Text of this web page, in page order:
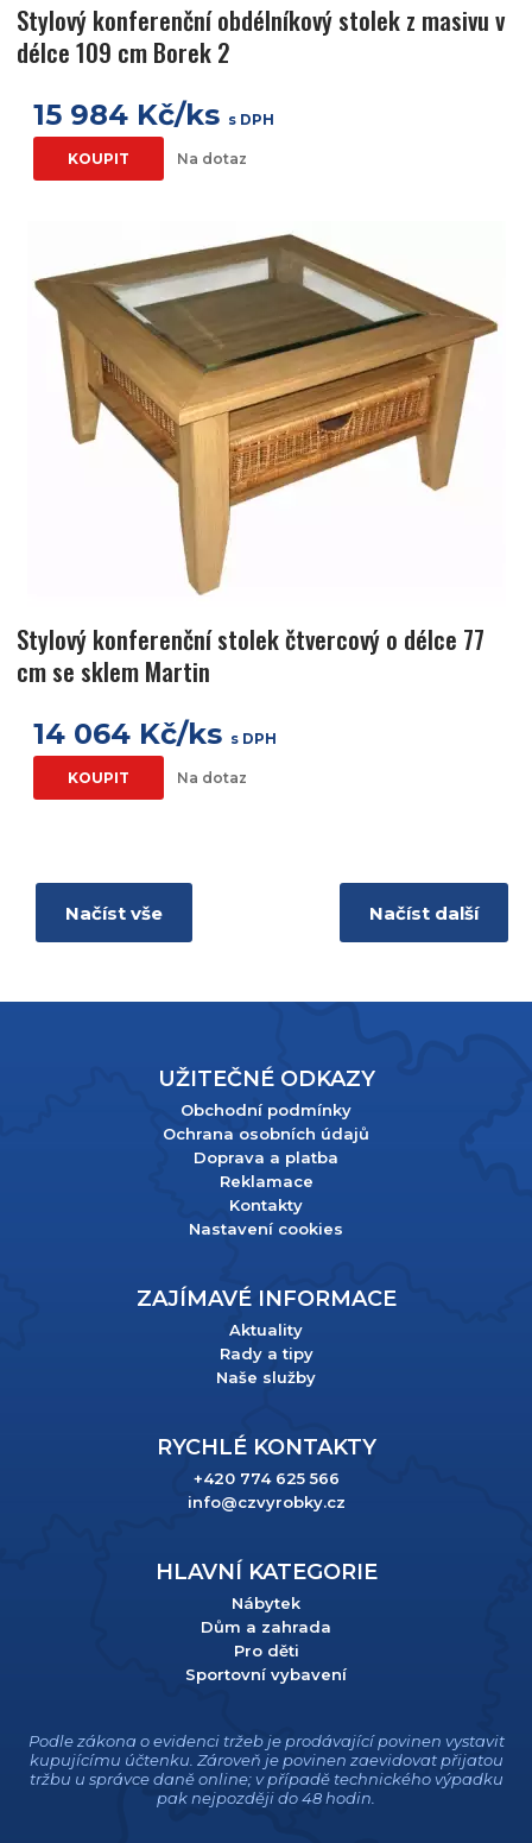
Stylový konferenční obdélníkový stolek z masivu v
délce 109 cm Borek 2
15 984 Kč/ks s DPH
KOUPIT Na dotaz
Stylový konferenční stolek čtvercový o délce 77
cm se sklem Martin
14 064 Kč/ks s DPH
KOUPIT Na dotaz
Načíst vše Načíst další
UŽITEČNÉ ODKAZY
Obchodní podmínky
Ochrana osobních údajů
Doprava a platba
Reklamace
Kontakty
Nastavení cookies
ZAJÍMAVÉ INFORMACE
Aktuality
Rady a tipy
Naše služby
RYCHLÉ KONTAKTY
+420 774 625 566
info@czvyrobky.cz
HLAVNÍ KATEGORIE
Nábytek
Dům a zahrada
Pro děti
Sportovní vybavení
Podle zákona o evidenci tržeb je prodávající povinen vystavit
kupujícímu účtenku. Zároveň je povinen zaevidovat přijatou
tržbu u správce daně online; v případě technického výpadku
pak nejpozději do 48 hodin.